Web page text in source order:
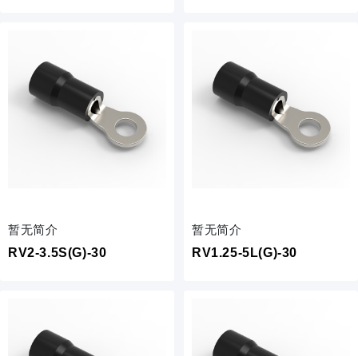
暂无简介
RV2-3.5S(G)-30
暂无简介
RV1.25-5L(G)-30